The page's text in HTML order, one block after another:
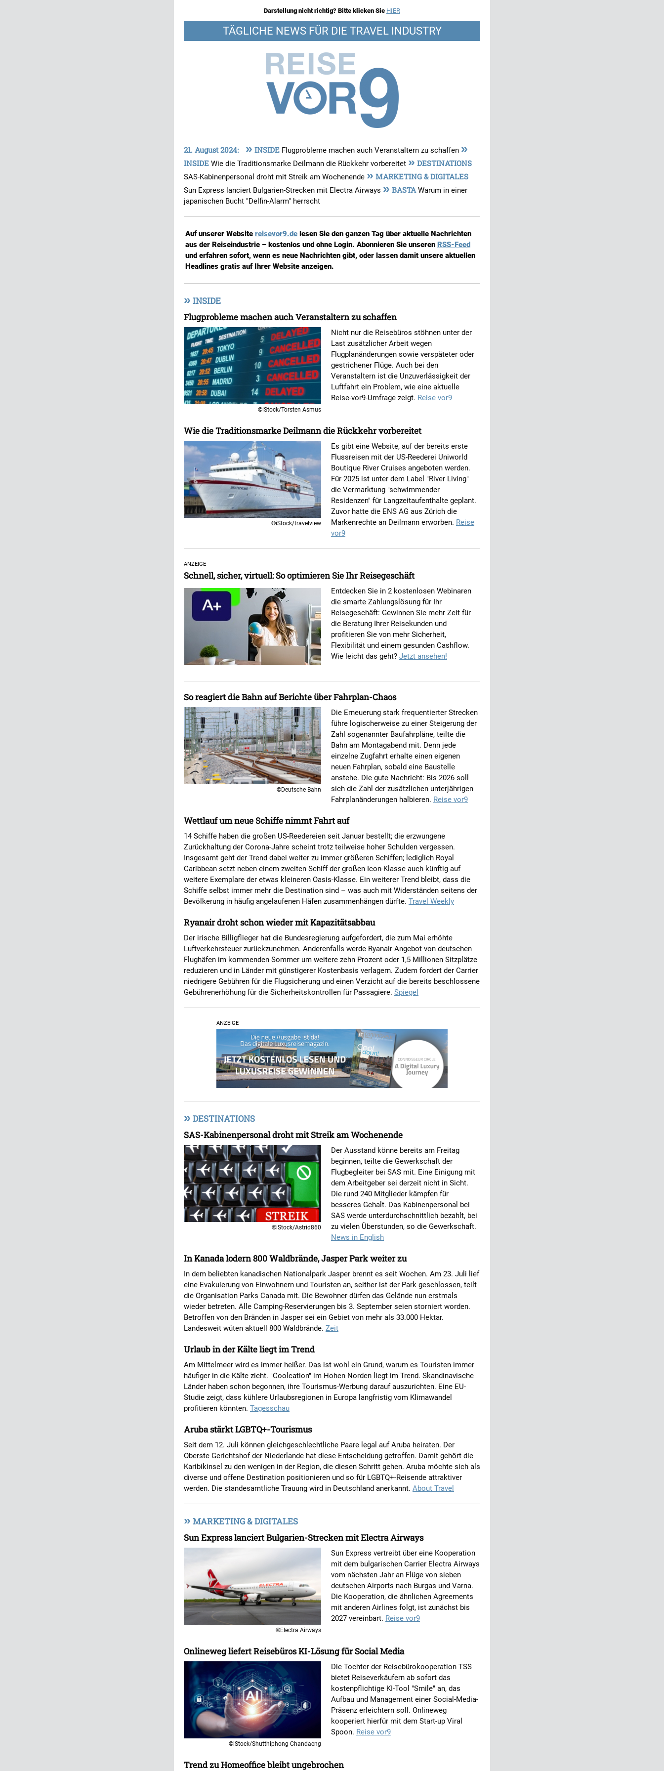
Darstellung nicht richtig? Bitte klicken Sie HIER
TÄGLICHE NEWS FÜR DIE TRAVEL INDUSTRY
21. August 2024: » INSIDE Flugprobleme machen auch Veranstaltern zu schaffen »
INSIDE Wie die Traditionsmarke Deilmann die Rückkehr vorbereitet » DESTINATIONS
SAS-Kabinenpersonal droht mit Streik am Wochenende » MARKETING & DIGITALES
Sun Express lanciert Bulgarien-Strecken mit Electra Airways » BASTAWarum in einer
japanischen Bucht "Delfin-Alarm" herrscht
Auf unserer Website reisevor9.de lesen Sie den ganzen Tag über aktuelle Nachrichten
aus der Reiseindustrie – kostenlos und ohne Login. Abonnieren Sie unseren RSS-Feed
und erfahren sofort, wenn es neue Nachrichten gibt, oder lassen damit unsere aktuellen
Headlines gratis auf Ihrer Website anzeigen.
» INSIDE
Flugprobleme machen auch Veranstaltern zu schaffen
©iStock/Torsten Asmus
Nicht nur die Reisebüros stöhnen unter der
Last zusätzlicher Arbeit wegen
Flugplanänderungen sowie verspäteter oder
gestrichener Flüge. Auch bei den
Veranstaltern ist die Unzuverlässigkeit der
Luftfahrt ein Problem, wie eine aktuelle
Reise-vor9-Umfrage zeigt. Reise vor9
Wie die Traditionsmarke Deilmann die Rückkehr vorbereitet
©iStock/travelview
Es gibt eine Website, auf der bereits erste
Flussreisen mit der US-Reederei Uniworld
Boutique River Cruises angeboten werden.
Für 2025 ist unter dem Label "River Living"
die Vermarktung "schwimmender
Residenzen" für Langzeitaufenthalte geplant.
Zuvor hatte die ENS AG aus Zürich die
Markenrechte an Deilmann erworben. Reise
vor9
ANZEIGE
Schnell, sicher, virtuell: So optimieren Sie Ihr Reisegeschäft
Entdecken Sie in 2 kostenlosen Webinaren
die smarte Zahlungslösung für Ihr
Reisegeschäft: Gewinnen Sie mehr Zeit für
die Beratung Ihrer Reisekunden und
profitieren Sie von mehr Sicherheit,
Flexibilität und einem gesunden Cashflow.
Wie leicht das geht? Jetzt ansehen!
So reagiert die Bahn auf Berichte über Fahrplan-Chaos
©Deutsche Bahn
Die Erneuerung stark frequentierter Strecken
führe logischerweise zu einer Steigerung der
Zahl sogenannter Baufahrpläne, teilte die
Bahn am Montagabend mit. Denn jede
einzelne Zugfahrt erhalte einen eigenen
neuen Fahrplan, sobald eine Baustelle
anstehe. Die gute Nachricht: Bis 2026 soll
sich die Zahl der zusätzlichen unterjährigen
Fahrplanänderungen halbieren. Reise vor9
Wettlauf um neue Schiffe nimmt Fahrt auf
14 Schiffe haben die großen US-Reedereien seit Januar bestellt; die erzwungene
Zurückhaltung der Corona-Jahre scheint trotz teilweise hoher Schulden vergessen.
Insgesamt geht der Trend dabei weiter zu immer größeren Schiffen; lediglich Royal
Caribbean setzt neben einem zweiten Schiff der großen Icon-Klasse auch künftig auf
weitere Exemplare der etwas kleineren Oasis-Klasse. Ein weiterer Trend bleibt, dass die
Schiffe selbst immer mehr die Destination sind – was auch mit Widerständen seitens der
Bevölkerung in häufig angelaufenen Häfen zusammenhängen dürfte. Travel Weekly
Ryanair droht schon wieder mit Kapazitätsabbau
Der irische Billigflieger hat die Bundesregierung aufgefordert, die zum Mai erhöhte
Luftverkehrsteuer zurückzunehmen. Anderenfalls werde Ryanair Angebot von deutschen
Flughäfen im kommenden Sommer um weitere zehn Prozent oder 1,5 Millionen Sitzplätze
reduzieren und in Länder mit günstigerer Kostenbasis verlagern. Zudem fordert der Carrier
niedrigere Gebühren für die Flugsicherung und einen Verzicht auf die bereits beschlossene
Gebührenerhöhung für die Sicherheitskontrollen für Passagiere. Spiegel
ANZEIGE
» DESTINATIONS
SAS-Kabinenpersonal droht mit Streik am Wochenende
©iStock/Astrid860
Der Ausstand könne bereits am Freitag
beginnen, teilte die Gewerkschaft der
Flugbegleiter bei SAS mit. Eine Einigung mit
dem Arbeitgeber sei derzeit nicht in Sicht.
Die rund 240 Mitglieder kämpfen für
besseres Gehalt. Das Kabinenpersonal bei
SAS werde unterdurchschnittlich bezahlt, bei
zu vielen Überstunden, so die Gewerkschaft.
News in English
In Kanada lodern 800 Waldbrände, Jasper Park weiter zu
In dem beliebten kanadischen Nationalpark Jasper brennt es seit Wochen. Am 23. Juli lief
eine Evakuierung von Einwohnern und Touristen an, seither ist der Park geschlossen, teilt
die Organisation Parks Canada mit. Die Bewohner dürfen das Gelände nun erstmals
wieder betreten. Alle Camping-Reservierungen bis 3. September seien storniert worden.
Betroffen von den Bränden in Jasper sei ein Gebiet von mehr als 33.000 Hektar.
Landesweit wüten aktuell 800 Waldbrände. Zeit
Urlaub in der Kälte liegt im Trend
Am Mittelmeer wird es immer heißer. Das ist wohl ein Grund, warum es Touristen immer
häufiger in die Kälte zieht. "Coolcation" im Hohen Norden liegt im Trend. Skandinavische
Länder haben schon begonnen, ihre Tourismus-Werbung darauf auszurichten. Eine EU-
Studie zeigt, dass kühlere Urlaubsregionen in Europa langfristig vom Klimawandel
profitieren könnten. Tagesschau
Aruba stärkt LGBTQ+-Tourismus
Seit dem 12. Juli können gleichgeschlechtliche Paare legal auf Aruba heiraten. Der
Oberste Gerichtshof der Niederlande hat diese Entscheidung getroffen. Damit gehört die
Karibikinsel zu den wenigen in der Region, die diesen Schritt gehen. Aruba möchte sich als
diverse und offene Destination positionieren und so für LGBTQ+-Reisende attraktiver
werden. Die standesamtliche Trauung wird in Deutschland anerkannt. About Travel
» MARKETING & DIGITALES
Sun Express lanciert Bulgarien-Strecken mit Electra Airways
©Electra Airways
Sun Express vertreibt über eine Kooperation
mit dem bulgarischen Carrier Electra Airways
vom nächsten Jahr an Flüge von sieben
deutschen Airports nach Burgas und Varna.
Die Kooperation, die ähnlichen Agreements
mit anderen Airlines folgt, ist zunächst bis
2027 vereinbart. Reise vor9
Onlineweg liefert Reisebüros KI-Lösung für Social Media
©iStock/Shutthiphong Chandaeng
Die Tochter der Reisebürokooperation TSS
bietet Reiseverkäufern ab sofort das
kostenpflichtige KI-Tool "Smile" an, das
Aufbau und Management einer Social-Media-
Präsenz erleichtern soll. Onlineweg
kooperiert hierfür mit dem Start-up Viral
Spoon. Reise vor9
Trend zu Homeoffice bleibt ungebrochen